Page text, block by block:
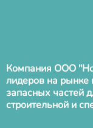
Компания ООО
лидеров на
запасных частей
строительной и